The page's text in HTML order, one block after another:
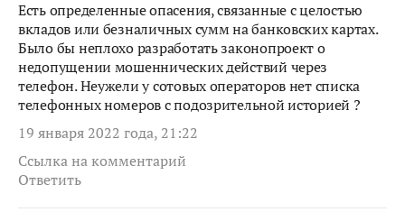
Есть определенные опасения, связанные с целостью
вкладов или безналичных сумм на банковских картах.
Было бы неплохо разработать законопроект о
недопущении мошеннических действий через
телефон. Неужели у сотовых операторов нет списка
телефонных номеров с подозрительной историей ?
19 января 2022 года, 21:22
Ссылка на комментарий
Ответить